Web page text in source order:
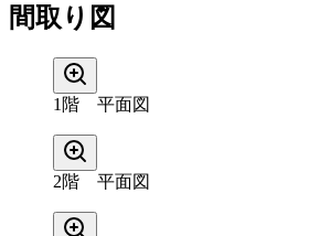
間取り図
1階 平面図
2階 平面図